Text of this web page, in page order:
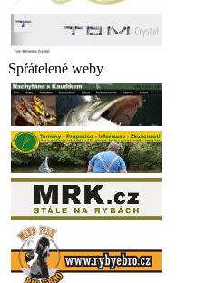
Spřátelené weby